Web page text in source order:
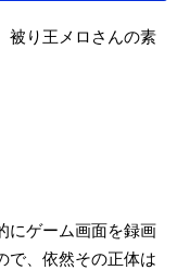
被り王メロさんの素
にゲーム画面を録画
で、依然その正体は